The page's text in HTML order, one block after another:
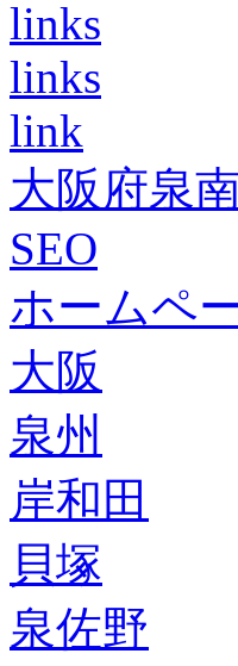
links
links
link
大阪府泉
SEO
ホームペ
大阪
泉州
岸和田
貝塚
泉佐野